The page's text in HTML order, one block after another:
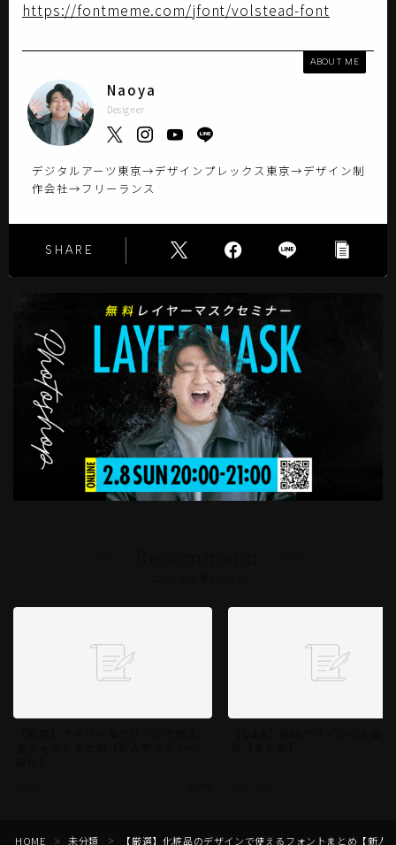
https://fontmeme.com/jfont/volstead-font
ABOUT ME
Naoya
Designer
デジタルアーツ東京→デザインプレックス東京→デザイン制
作会社→フリーランス
SHARE
HOME ＞ 未分類 ＞ 【厳選】化粧品のデザインで使えるフォントまとめ【新人